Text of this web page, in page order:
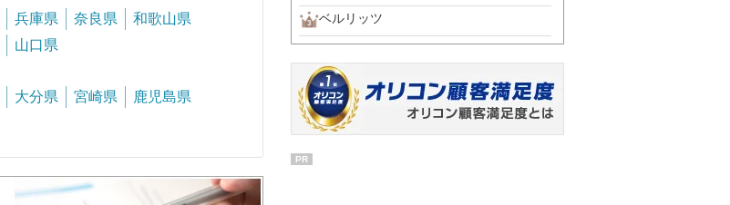
兵庫県 奈良県
和歌山県
山口県
大分県 宮崎県
鹿児島県
ベルリッツ
PR